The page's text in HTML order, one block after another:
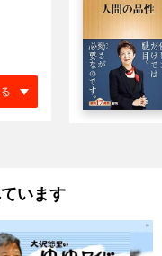
います